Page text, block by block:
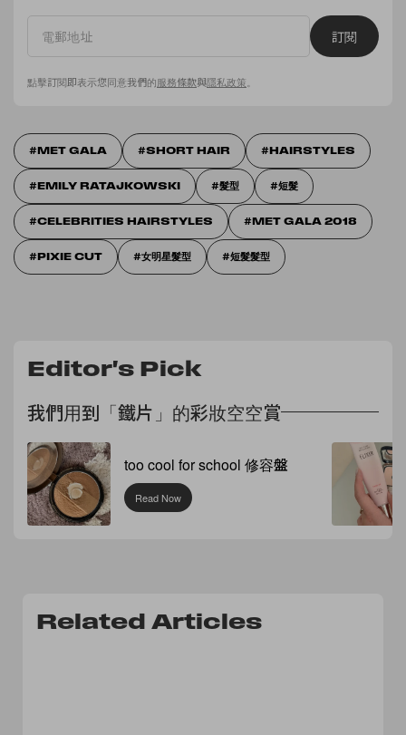
訂閱
點擊訂閱即表示您同意我們的服務條款與隱私政策
MET GALA SHORT HAIR HAIRSTYLES
EMILY RATAJKOWSKI 髮型 短髮
CELEBRITIES HAIRSTYLES MET GALA 2018
PIXIE CUT 女明星髮型 短髮髮型
Editor's Pick
我們用到「鐵片」的彩妝空空賞
too cool for school 修容盤
Read Now
Related Articles